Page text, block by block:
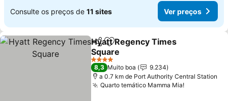
Consulte os preços de 11 sites Ver preços
PartilharAdicionar aos favoritos
Hyatt Regency Times
Square
4 Estrelas
8,3 Muito boa
9.234
a 0.7 km de Port Authority Central Station
Quarto temático Mamma Mia!